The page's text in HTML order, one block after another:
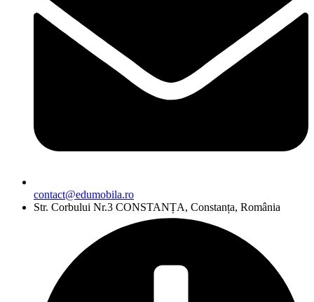
contact@edumobila.ro
Str. Corbului Nr.3 CONSTANȚA, Constanța, România